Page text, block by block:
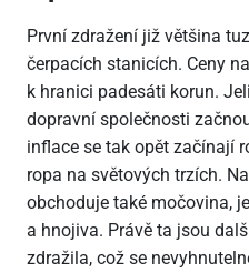
První zdražení již většina
čerpacích stanicích. Ceny
k hranici padesáti korun.
dopravní společnosti
inflace se tak opět začínají
ropa na světových trzích.
obchoduje také močovina,
a hnojiva. Právě ta jsou
zdražila, což se